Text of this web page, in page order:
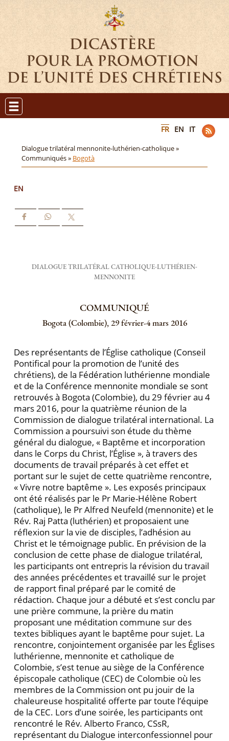
FR EN IT
Dialogue trilatéral mennonite-luthérien-catholique »
Communiqués » Bogotà
EN
DIALOGUE TRILATÉRAL CATHOLIQUE-LUTHÉRIEN-
MENNONITE
COMMUNIQUÉ
Bogota (Colombie), 29 février-4 mars 2016
Des représentants de l’Église catholique (Conseil
Pontifical pour la promotion de l’unité des
chrétiens), de la Fédération luthérienne mondiale
et de la Conférence mennonite mondiale se sont
retrouvés à Bogota (Colombie), du 29 février au 4
mars 2016, pour la quatrième réunion de la
Commission de dialogue trilatéral international. La
Commission a poursuivi son étude du thème
général du dialogue, « Baptême et incorporation
dans le Corps du Christ, l’Église », à travers des
documents de travail préparés à cet effet et
portant sur le sujet de cette quatrième rencontre,
« Vivre notre baptême ». Les exposés principaux
ont été réalisés par le Pr Marie-Hélène Robert
(catholique), le Pr Alfred Neufeld (mennonite) et le
Rév. Raj Patta (luthérien) et proposaient une
réflexion sur la vie de disciples, l’adhésion au
Christ et le témoignage public. En prévision de la
conclusion de cette phase de dialogue trilatéral,
les participants ont entrepris la révision du travail
des années précédentes et travaillé sur le projet
de rapport final préparé par le comité de
rédaction. Chaque jour a débuté et s’est conclu par
une prière commune, la prière du matin
proposant une méditation commune sur des
textes bibliques ayant le baptême pour sujet. La
rencontre, conjointement organisée par les Églises
luthérienne, mennonite et catholique de
Colombie, s’est tenue au siège de la Conférence
épiscopale catholique (CEC) de Colombie où les
membres de la Commission ont pu jouir de la
chaleureuse hospitalité offerte par toute l’équipe
de la CEC. Lors d’une soirée, les participants ont
rencontré le Rév. Alberto Franco, CSsR,
représentant du Dialogue interconfessionnel pour